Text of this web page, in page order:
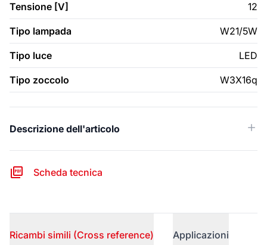
Tensione [V] 12
Tipo lampada W21/5W
Tipo luce LED
Tipo zoccolo W3X16q
Descrizione dell'articolo
Scheda tecnica
Ricambi simili (Cross reference) Applicazioni